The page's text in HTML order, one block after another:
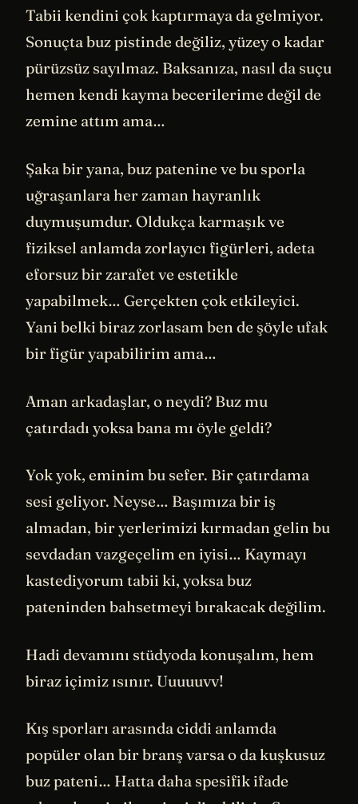
Tabii kendini çok kaptırmaya da gelmiyor.
Sonuçta buz pistinde değiliz, yüzey o kadar
pürüzsüz sayılmaz. Baksanıza, nasıl da suçu
hemen kendi kayma becerilerime değil de
zemine attım ama…
Şaka bir yana, buz patenine ve bu sporla
uğraşanlara her zaman hayranlık
duymuşumdur. Oldukça karmaşık ve
fiziksel anlamda zorlayıcı figürleri, adeta
eforsuz bir zarafet ve estetikle
yapabilmek… Gerçekten çok etkileyici.
Yani belki biraz zorlasam ben de şöyle ufak
bir figür yapabilirim ama…
Aman arkadaşlar, o neydi? Buz mu
çatırdadı yoksa bana mı öyle geldi?
Yok yok, eminim bu sefer. Bir çatırdama
sesi geliyor. Neyse… Başımıza bir iş
almadan, bir yerlerimizi kırmadan gelin bu
sevdadan vazgeçelim en iyisi… Kaymayı
kastediyorum tabii ki, yoksa buz
pateninden bahsetmeyi bırakacak değilim.
Hadi devamını stüdyoda konuşalım, hem
biraz içimiz ısınır. Uuuuuvv!
Kış sporları arasında ciddi anlamda
popüler olan bir branş varsa o da kuşkusuz
buz pateni… Hatta daha spesifik ifade